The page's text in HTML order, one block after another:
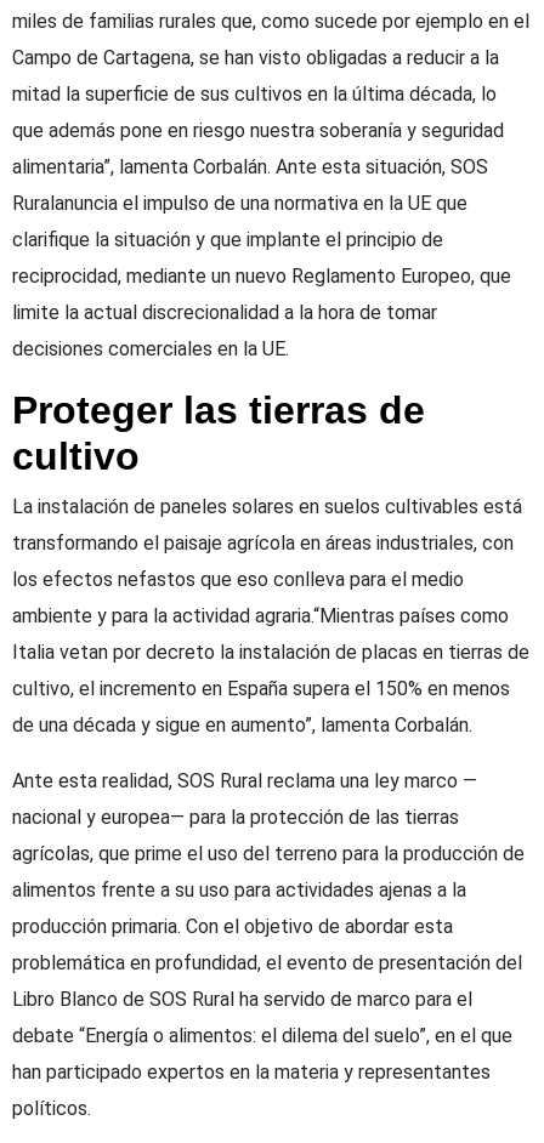
miles de familias rurales que, como sucede por ejemplo en el
Campo de Cartagena, se han visto obligadas a reducir a la
mitad la superficie de sus cultivos en la última década, lo
que además pone en riesgo nuestra soberanía y seguridad
alimentaria”, lamenta Corbalán. Ante esta situación, SOS
Ruralanuncia el impulso de una normativa en la UE que
clarifique la situación y que implante el principio de
reciprocidad, mediante un nuevo Reglamento Europeo, que
limite la actual discrecionalidad a la hora de tomar
decisiones comerciales en la UE.
Proteger las tierras de
cultivo
La instalación de paneles solares en suelos cultivables está
transformando el paisaje agrícola en áreas industriales, con
los efectos nefastos que eso conlleva para el medio
ambiente y para la actividad agraria.“Mientras países como
Italia vetan por decreto la instalación de placas en tierras de
cultivo, el incremento en España supera el 150% en menos
de una década y sigue en aumento”, lamenta Corbalán.
Ante esta realidad, SOS Rural reclama una ley marco —
nacional y europea— para la protección de las tierras
agrícolas, que prime el uso del terreno para la producción de
alimentos frente a su uso para actividades ajenas a la
producción primaria. Con el objetivo de abordar esta
problemática en profundidad, el evento de presentación del
Libro Blanco de SOS Rural ha servido de marco para el
debate “Energía o alimentos: el dilema del suelo”, en el que
han participado expertos en la materia y representantes
políticos.